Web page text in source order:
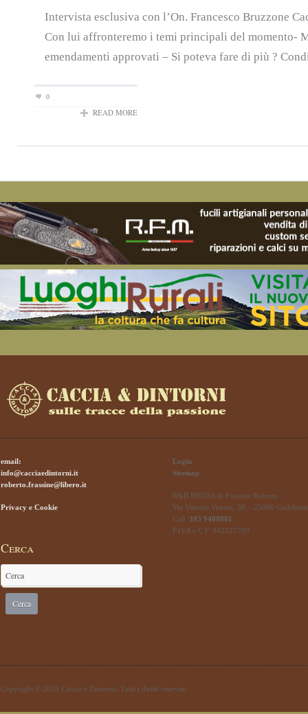
Intervista esclusiva con l’On. Francesco Bruzzone
Con lui affronteremo i temi principali del momento-
emendamenti approvati – Si poteva fare di più ?
0
READ MORE
email:
info@cacciaedintorni.it
roberto.frassine@libero.it
Privacy e Cookie
Cerca
Login
Sitemap
R&B MEDIA di Frassine Roberto
Via Vittorio Veneto, 38 – 25060
Cell. 393 9408881
P.IVA e C.F. 042325709
Copyright © 2026 Caccia e Dintorni. Tutti i diritti riservati.